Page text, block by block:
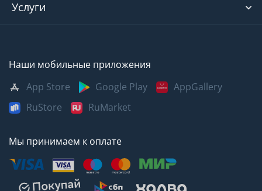
Услуги
Наши мобильные приложения
App Store
Google Play
AppGallery
RuStore
RuMarket
Мы принимаем к оплате